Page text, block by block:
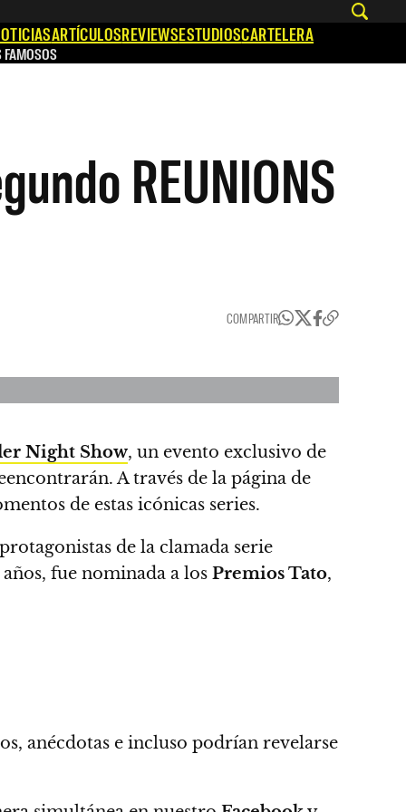
ARTÍCULOSREVIEWSESTUDIOSCARTELERA
FAMOSOS
REUNIONS
COMPARTIR
Night Show, un evento exclusivo de
A través de la página de
de estas icónicas series.
de la clamada serie
años, fue nominada a los Premios Tato,
anécdotas e incluso podrían revelarse